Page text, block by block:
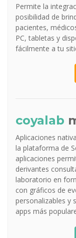
Permite la
posibilidad de
pacientes,
PC, tabletas y
fácilmente a tu
coyalab
Aplicaciones
la plataforma de
aplicaciones
derivantes
laboratorio en
con gráficos de
personalizables y
apps más